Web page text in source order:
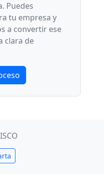
Puedes
tu empresa y
a convertir ese
clara de